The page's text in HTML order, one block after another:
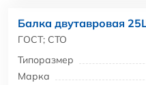
Балка двутавровая
ГОСТ; СТО
Типоразмер
Марка